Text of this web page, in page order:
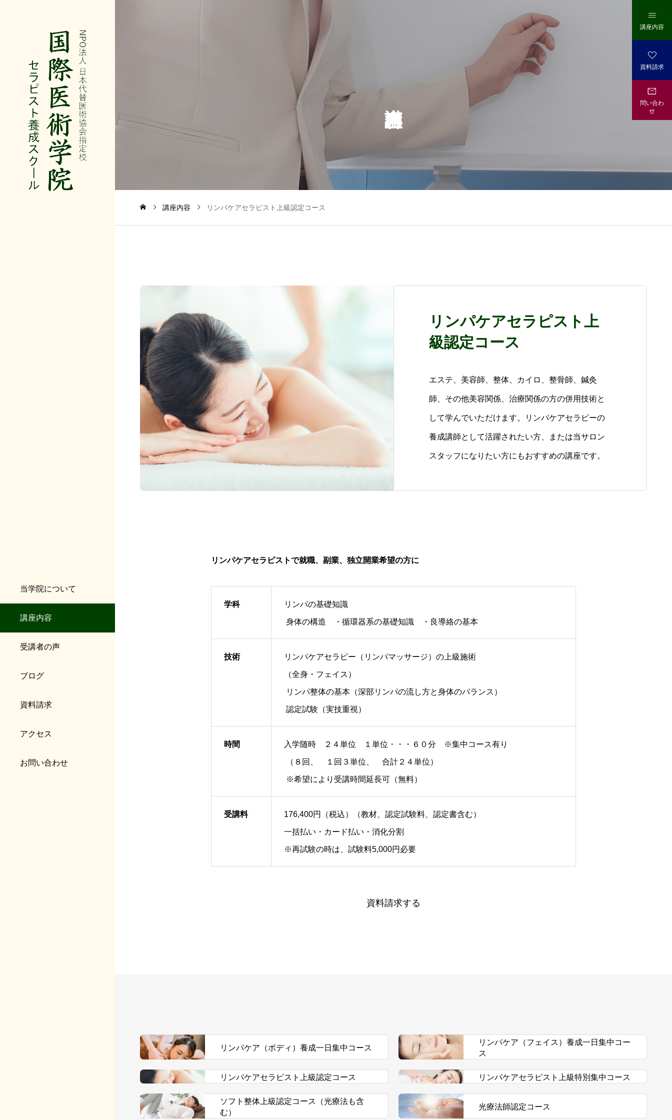
当学院について
講座内容
受講者の声
ブログ
資料請求
アクセス
お問い合わせ

講座内容

資料請求

問い合わ
せ
講座内容 リンパケアセラピスト上級認定コース
リンパケアセラピスト上
級認定コース
エステ、美容師、整体、カイロ、整骨師、鍼灸
師、その他美容関係、治療関係の方の併用技術と
して学んでいただけます。リンパケアセラピーの
養成講師として活躍されたい方、または当サロン
スタッフになりたい方にもおすすめの講座です。
リンパケアセラピストで就職、副業、独立開業希望の方に
学科 リンパの基礎知識
身体の構造 ・循環器系の基礎知識 ・良導絡の基本
技術 リンパケアセラピー（リンパマッサージ）の上級施術
（全身・フェイス）
リンパ整体の基本（深部リンパの流し方と身体のバランス）
認定試験（実技重視）
時間 入学随時 ２４単位 １単位・・・６０分 ※集中コース有り
（８回、 １回３単位、 合計２４単位）
※希望により受講時間延長可（無料）
受講料 176,400円（税込）（教材、認定試験料、認定書含む）
一括払い・カード払い・消化分割
※再試験の時は、試験料5,000円必要
資料請求する
リンパケア（ボディ）養成一日集中コース
リンパケア（フェイス）養成一日集中コー
ス
リンパケアセラピスト上級認定コース リンパケアセラピスト上級特別集中コース
ソフト整体上級認定コース（光療法も含
む）
光療法師認定コース